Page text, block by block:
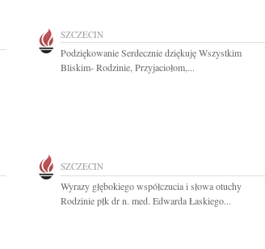
SZCZECIN
Podziękowanie Serdecznie dziękuję Wszystkim
Bliskim- Rodzinie, Przyjaciołom,...
SZCZECIN
Wyrazy głębokiego współczucia i słowa otuchy
Rodzinie płk dr n. med. Edwarda Łaskiego...